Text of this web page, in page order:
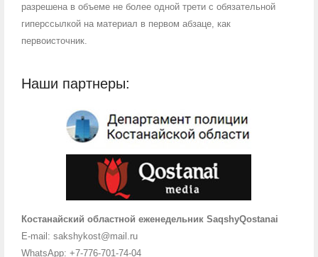
разрешена в объеме не более одной трети с обязательной
гиперссылкой на материал в первом абзаце, как
первоисточник.
Наши партнеры:
Костанайский областной еженедельник SaqshyQostanai
E-mail: sakshykost@mail.ru
WhatsApp: +7-776-701-74-04